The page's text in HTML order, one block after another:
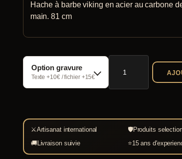
Hache à barbe viking en acier au carbone
main. 81 cm
Option gravure
Texte +10€ / fichier +15€
quantité
Hache
barbe
viking
⚔Artisanat international 🛡Produits
🚚Livraison suivie ⭐15 ans